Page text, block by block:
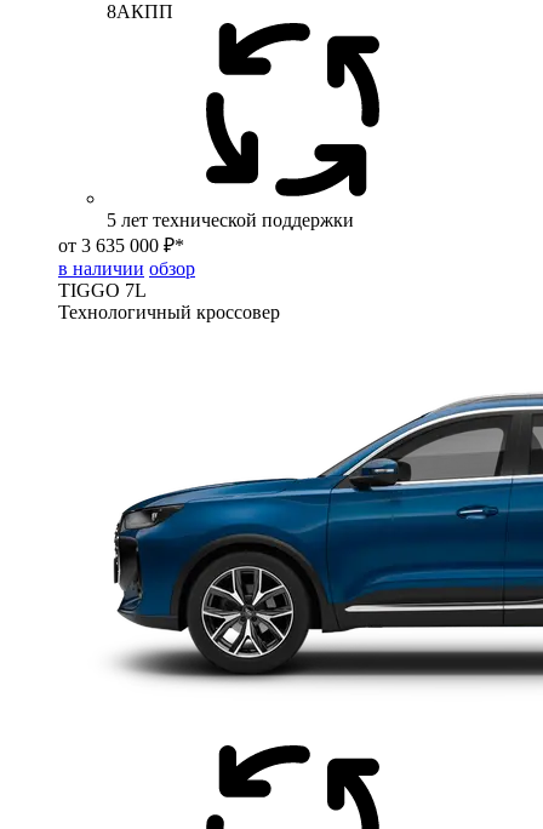
8АКПП
5 лет технической поддержки
от 3 635 000 ₽*
в наличии обзор
TIGGO 7L
Технологичный кроссовер